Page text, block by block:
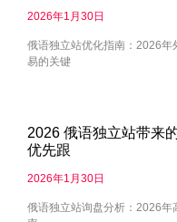
2026年1月30日
俄语独立站优化指南：2026
易的关键
2026 俄语独立站带来
优先跟
2026年1月30日
俄语独立站询盘分析：2026